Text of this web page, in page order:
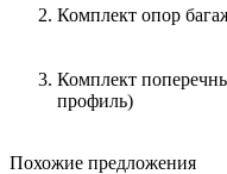
Комплект опор
Комплект
профиль)
Похожие предложения